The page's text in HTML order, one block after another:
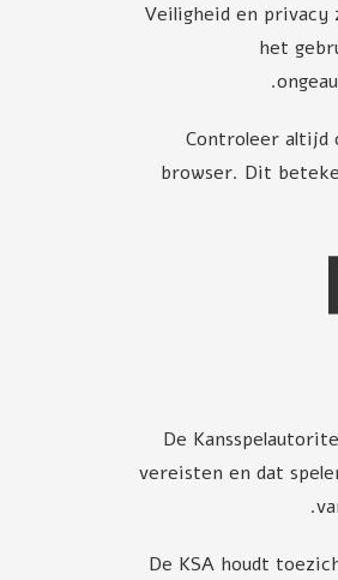
Veiligheid en
het
Controleer altijd
browser. Dit
De
vereisten en dat
De KSA houdt